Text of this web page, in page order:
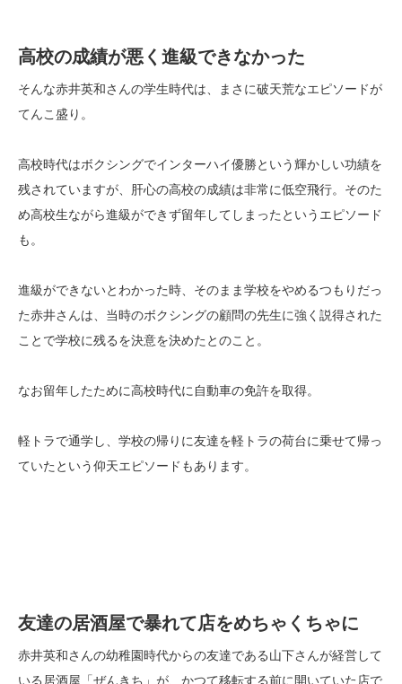
高校の成績が悪く進級できなかった
そんな赤井英和さんの学生時代は、まさに破天荒なエピソードが
てんこ盛り。
高校時代はボクシングでインターハイ優勝という輝かしい功績を
残されていますが、肝心の高校の成績は非常に低空飛行。そのた
め高校生ながら進級ができず留年してしまったというエピソード
も。
進級ができないとわかった時、そのまま学校をやめるつもりだっ
た赤井さんは、当時のボクシングの顧問の先生に強く説得された
ことで学校に残るを決意を決めたとのこと。
なお留年したために高校時代に自動車の免許を取得。
軽トラで通学し、学校の帰りに友達を軽トラの荷台に乗せて帰っ
ていたという仰天エピソードもあります。
友達の居酒屋で暴れて店をめちゃくちゃに
赤井英和さんの幼稚園時代からの友達である山下さんが経営して
いる居酒屋「ぜんきち」が、かつて移転する前に開いていた店で